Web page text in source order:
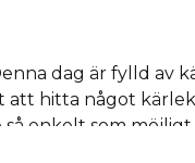
dag är fylld av
att hitta något
enkelt som
kan hjälpa dig att